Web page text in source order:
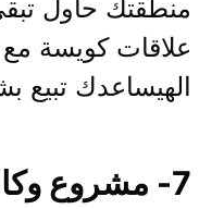
منطقتك حاول
علاقات كويسة
الهيساعدك تبيع
7- مشروع